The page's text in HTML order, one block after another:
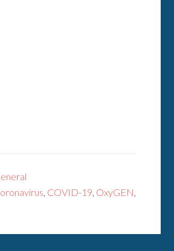
, COVID-19, OxyGEN,